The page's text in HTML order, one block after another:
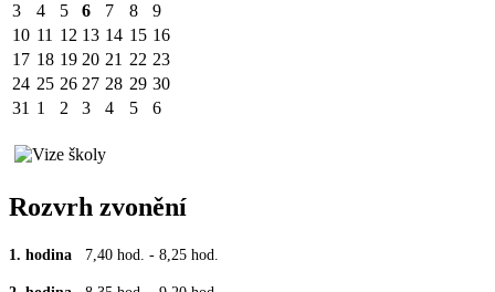
3
4 5 6 7 8
9
10 11 12 13 14 15 16
17 18 19 20 21 22 23
24 25 26 27 28 29 30
31 1 2 3 4 5 6
Rozvrh zvonění
1. hodina 7,40 hod. - 8,25 hod.